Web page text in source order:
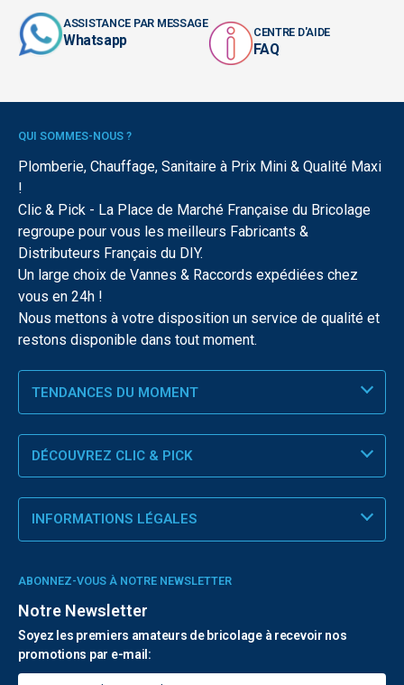
ASSISTANCE PAR MESSAGE
Whatsapp CENTRE D'AIDE
FAQ
QUI SOMMES-NOUS ?
Plomberie, Chauffage, Sanitaire à Prix Mini & Qualité Maxi
!
Clic & Pick - La Place de Marché Française du Bricolage
regroupe pour vous les meilleurs Fabricants &
Distributeurs Français du DIY.
Un large choix de Vannes & Raccords expédiées chez
vous en 24h !
Nous mettons à votre disposition un service de qualité et
restons disponible dans tout moment.
TENDANCES DU MOMENT
DÉCOUVREZ CLIC & PICK
INFORMATIONS LÉGALES
ABONNEZ-VOUS À NOTRE NEWSLETTER
Notre Newsletter
Soyez les premiers amateurs de bricolage à recevoir nos
promotions par e-mail: